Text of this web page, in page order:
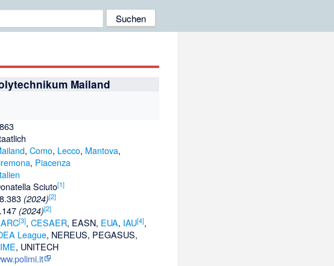
Mailand
,Como, Lecco, Mantova,
, Piacenza
Sciuto[1]
(2024)[2]
(2024)[2]
[3],CESAER, EASN, EUA, IAU[4],
League, NEREUS, PEGASUS,
, UNITECH